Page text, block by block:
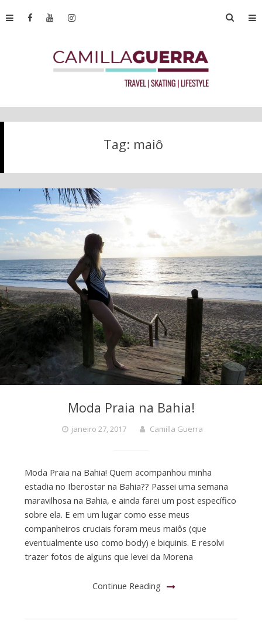
Tag: maiô
Moda Praia na Bahia!
janeiro 27, 2017 Camilla Guerra
Moda Praia na Bahia! Quem acompanhou minha
estadia no Iberostar na Bahia?? Passei uma semana
maravilhosa na Bahia, e ainda farei um post específico
sobre ela. E em um lugar como esse meus
companheiros cruciais foram meus maiôs (que
eventualmente uso como body) e biquinis. E resolvi
trazer fotos de alguns que levei da Morena
Continue Reading